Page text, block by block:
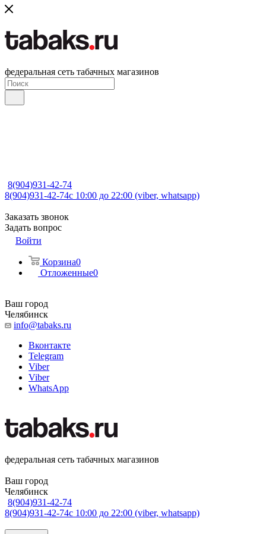
федеральная сеть табачных магазинов
8(904)931-42-74
8(904)931-42-74с 10:00 до 22:00 (viber, whatsapp)
Заказать звонок
Задать вопрос
Войти
Корзина0
Отложенные0
Ваш город
Челябинск
info@tabaks.ru
Вконтакте
Telegram
Viber
Viber
WhatsApp
федеральная сеть табачных магазинов
Ваш город
Челябинск
8(904)931-42-74
8(904)931-42-74с 10:00 до 22:00 (viber, whatsapp)